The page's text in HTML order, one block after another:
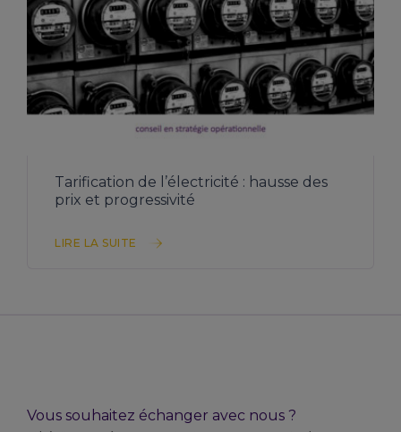
Tarification de l’électricité : hausse des
prix et progressivité
LIRE LA SUITE
Vous souhaitez échanger avec nous ?